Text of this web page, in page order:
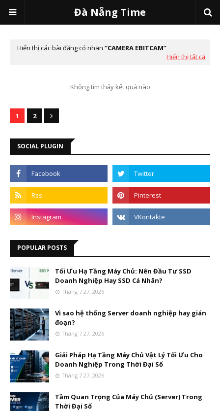
Đà Nẵng Time
Hiển thị các bài đăng có nhãn
CAMERA EBITCAM
Hiển thị tất cả
Không tìm thấy kết quả nào
1 2
SOCIAL PLUGIN
POPULAR POSTS
Tối Ưu Hạ Tầng Máy Chủ: Nên Đầu Tư SSD
Doanh Nghiệp Hay SSD Cá Nhân?
Tháng 7 27, 2026
Vì sao hệ thống Server doanh nghiệp hay gián
đoạn?
Tháng 7 27, 2026
Giải Pháp Hạ Tầng Máy Chủ Vật Lý Tối Ưu Cho
Doanh Nghiệp Trong Thời Đại Số
Tháng 7 27, 2026
Tầm Quan Trọng Của Máy Chủ (Server) Trong
Thời Đại Số